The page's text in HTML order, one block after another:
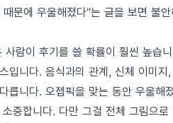
문에 우울해졌다"는 글을 보면 불
사람이 후기를 쓸 확률이 훨씬 높습
입니다. 음식과의 관계, 신체 이미
릅니다. 오젭픽을 맞는 동안 우울
중합니다. 다만 그걸 전체 그림으